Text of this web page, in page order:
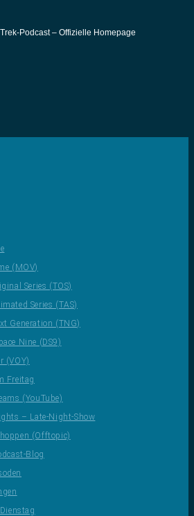
Podcast – Offizielle Homepage
(MOV)
Series (TOS)
Series (TAS)
Generation (TNG)
Nine (DS9)
(VOY)
Freitag
(YouTube)
– Late-Night-Show
(Offtopic)
Blog